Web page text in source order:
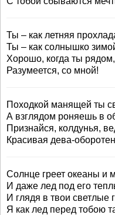
Ты – как летняя
Ты – как солнышко
Хорошо, когда ты рядом,
Разумеется, со мной!
Походкой манящей ты
А взглядом роняешь в
Признайся, колдунья,
Красивая дева-
Солнце греет океаны и
И даже лед под его
И глядя в твои светлые
Я как лед перед тобою